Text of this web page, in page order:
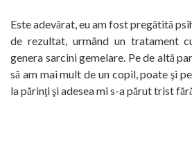
Este adevărat, eu am fost pregătită
de rezultat, urmând un tratament
genera sarcini gemelare. Pe de altă
să am mai mult de un copil, poate şi
la părinţi şi adesea mi s-a părut trist